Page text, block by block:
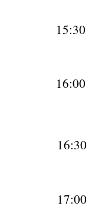
16:00
15:30
16:30
17:00